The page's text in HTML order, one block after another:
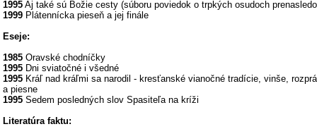
1995 Aj také sú Božie cesty (súboru poviedok o trpkých osudoch
1999 Plátennícka pieseň a jej finále
Eseje:
1985 Oravské chodníčky
1995 Dni sviatočné i všedné
1995 Kráľ nad kráľmi sa narodil - kresťanské vianočné tradície, vinše,
a piesne
1995 Sedem posledných slov Spasiteľa na kríži
Literatúra faktu: